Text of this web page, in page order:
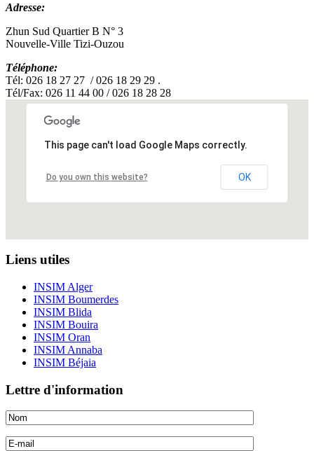
Adresse:
Zhun Sud Quartier B N° 3
Nouvelle-Ville Tizi-Ouzou
Téléphone:
Tél: 026 18 27 27 / 026 18 29 29 .
Tél/Fax: 026 11 44 00 / 026 18 28 28
This page can't load Google Maps correctly.
Do you own this website? OK
Liens utiles
INSIM Alger
INSIM Boumerdes
INSIM Blida
INSIM Bouira
INSIM Oran
INSIM Annaba
INSIM Béjaia
Lettre d'information